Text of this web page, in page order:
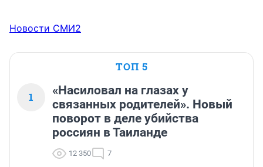
Новости СМИ2
ТОП 5
1
«Насиловал на глазах у
связанных родителей». Новый
поворот в деле убийства
россиян в Таиланде
12 350 7